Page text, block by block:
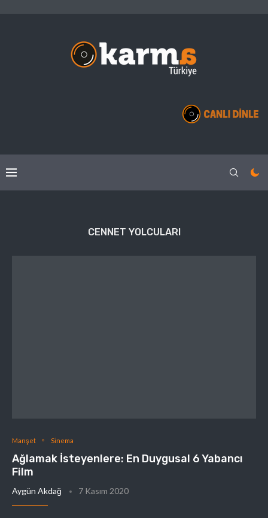
CENNET YOLCULARI
Manşet Sinema
Ağlamak İsteyenlere: En Duygusal 6 Yabancı
Film
Aygün Akdağ 7 Kasım 2020